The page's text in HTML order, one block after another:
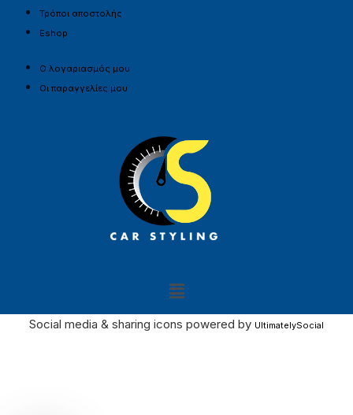
Τρόποι αποστολής
Eshop
Ο λογαριασμός μου
Οι παραγγελίες μου
Social media & sharing icons powered by UltimatelySocial